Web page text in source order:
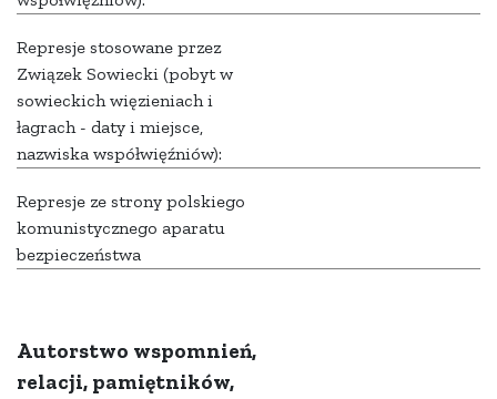
Represje stosowane przez
Związek Sowiecki (pobyt w
sowieckich więzieniach i
łagrach - daty i miejsce,
nazwiska współwięźniów):
Represje ze strony polskiego
komunistycznego aparatu
bezpieczeństwa
Autorstwo wspomnień,
relacji, pamiętników,